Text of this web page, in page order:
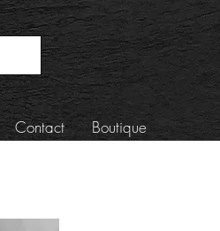
Contact Boutique